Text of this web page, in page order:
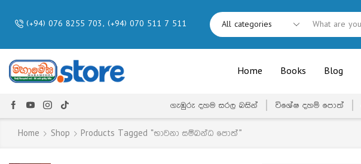
(+94) 076 8255 703, (+94) 070 511 7 511
Home Books Blog
ගැඹුරු දහම සරල බසින් විශේෂ දහම් පොත්
Home Shop Products Tagged “භාවනා සම්බන්ධ පොත්”